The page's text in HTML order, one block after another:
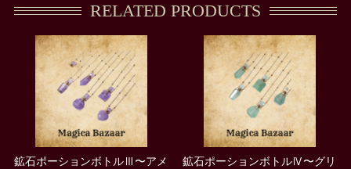
RELATED PRODUCTS
鉱石ポーションボトルⅢ〜アメ
鉱石ポーションボトルⅣ〜グリ